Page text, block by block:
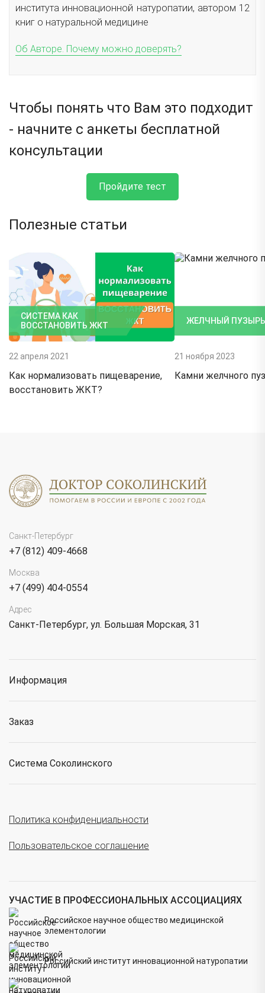
института инновационной натуропатии, автором 12
книг о натуральной медицине
Об Авторе. Почему можно доверять?
Чтобы понять что Вам это подходит
- начните с анкеты бесплатной
консультации
Пройдите тест
Полезные статьи
СИСТЕМА КАК
ВОССТАНОВИТЬ ЖКТ
22 апреля 2021
Как нормализовать пищеварение,
восстановить ЖКТ?
ЖЕЛЧНЫЙ ПУЗЫРЬ
21 ноября 2023
Камни желчного
Санкт-Петербург
+7 (812) 409-4668
Москва
+7 (499) 404-0554
Адрес
Санкт-Петербург, ул. Большая Морская, 31
Информация
Заказ
Система Соколинского
Политика конфиденциальности
Пользовательское соглашение
УЧАСТИЕ В ПРОФЕССИОНАЛЬНЫХ АССОЦИАЦИЯХ
Российское научное общество медицинской
элементологии
Российский институт инновационной натуропатии